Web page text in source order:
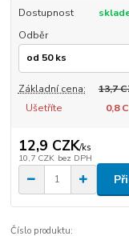
Dostupnost
Odběr
Základní cena:
13,7
Ušetříte
0,8
12,9 CZK/ks
10,7 CZK bez DPH
Číslo produktu: